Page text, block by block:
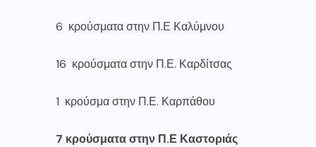
6 κρούσματα στην Π.Ε Καλύμνου
16 κρούσματα στην Π.Ε. Καρδίτσας
1 κρούσμα στην Π.Ε. Καρπάθου
7 κρούσματα στην Π.Ε Καστοριάς